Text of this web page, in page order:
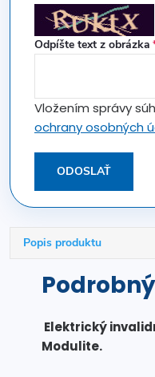
Odpíšte text z obrázka
Vložením správy
ochrany osobných
ODOSLAŤ
Popis produktu
Elektrický
Modulite.